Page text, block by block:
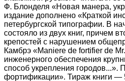
Ф. Блонделя «Новая манера,
издание дополнено «Краткой
петербургской типографии. В
состояло из двух книг, причем
крепостей с нарушением
Камбрэ «Maniere de fortifier de
инженерного обеспечения
способ укрепления
фортификации». Тираж книги —